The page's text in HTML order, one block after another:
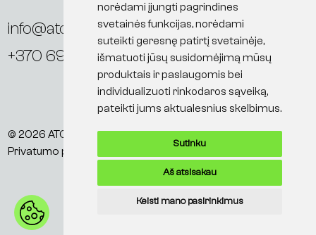
norėdami įjungti pagrindines
svetainės funkcijas,norėdami
suteikti geresnę patirtį svetainėje,
išmatuoti jūsų susidomėjimą mūsų
produktais ir paslaugomis bei
individualizuoti rinkodaros sąveiką,
pateikti jums aktualesnius skelbimus.
Sutinku
Aš atsisakau
Keisti mano pasirinkimus
© 2026 ATO
Privatumo politika
D.U.K.
info@ato.lt
+370 698 86113
© 2026 ATO
Privatumo politika
Facebook